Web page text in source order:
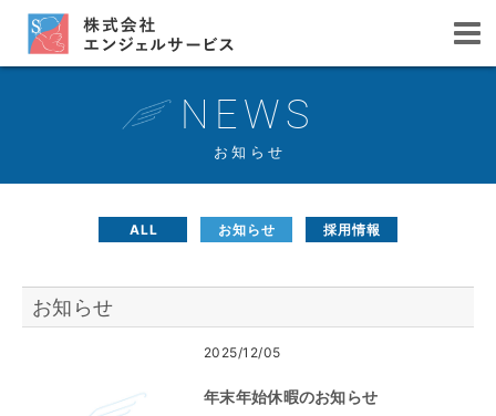
NEWS
お知らせ
ALL お知らせ 採用情報
お知らせ
2025/12/05
年末年始休暇のお知らせ